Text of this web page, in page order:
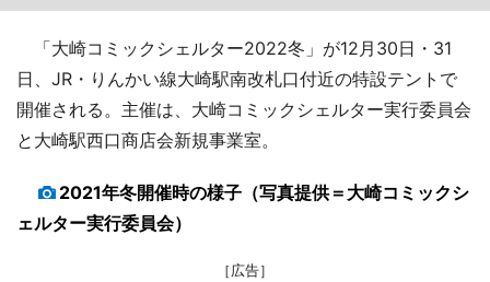
「大崎コミックシェルター2022冬」が12月30日・31
日、JR・りんかい線大崎駅南改札口付近の特設テントで
開催される。主催は、大崎コミックシェルター実行委員会
と大崎駅西口商店会新規事業室。
2021年冬開催時の様子（写真提供＝大崎コミックシ
ェルター実行委員会）
［広告］